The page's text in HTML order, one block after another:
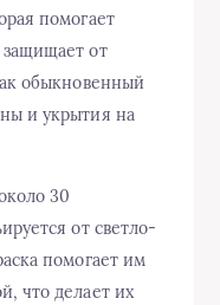
помогает
от
обыкновенный
и укрытия на
30
от светло-
помогает им
что делает их